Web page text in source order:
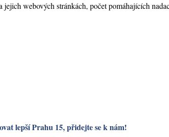
webových stránkách, počet pomáhajících
lepší Prahu 15, přidejte se k nám!